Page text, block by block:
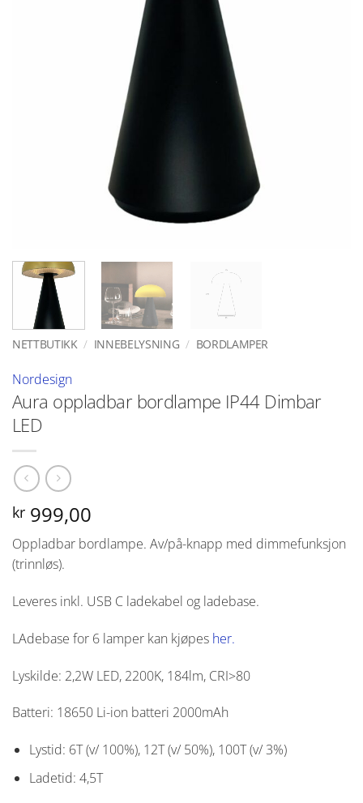
NETTBUTIKK / INNEBELYSNING / BORDLAMPER
Nordesign
Aura oppladbar bordlampe IP44 Dimbar
LED
kr 999,00
Oppladbar bordlampe. Av/på-knapp med dimmefunksjon
(trinnløs).
Leveres inkl. USB C ladekabel og ladebase.
LAdebase for 6 lamper kan kjøpes her.
Lyskilde: 2,2W LED, 2200K, 184lm, CRI>80
Batteri: 18650 Li-ion batteri 2000mAh
Lystid: 6T (v/ 100%), 12T (v/ 50%), 100T (v/ 3%)
Ladetid: 4,5T